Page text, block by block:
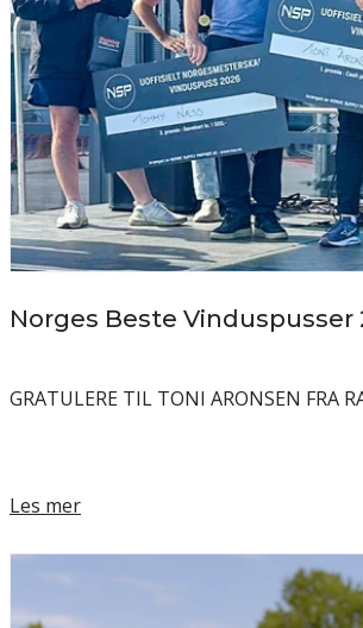
Norges Beste Vinduspusser
GRATULERE TIL TONI ARONSEN FRA
Les mer